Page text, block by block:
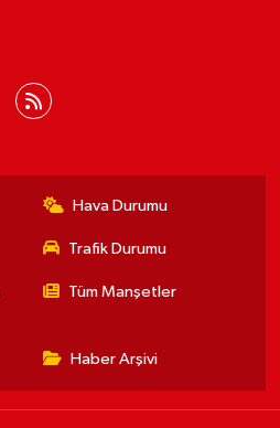
Hava Durumu
Trafik Durumu
Tüm Manşetler
Haber Arşivi